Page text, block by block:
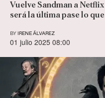
Vuelve Sandman a
será la última pase lo
BY IRENE ÁLVAREZ
01 julio 2025 08:00